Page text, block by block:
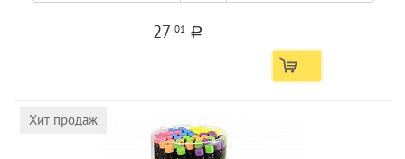
27 01 a
Хит продаж